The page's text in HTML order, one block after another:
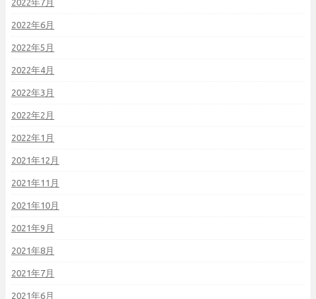
2022年7月
2022年6月
2022年5月
2022年4月
2022年3月
2022年2月
2022年1月
2021年12月
2021年11月
2021年10月
2021年9月
2021年8月
2021年7月
2021年6月